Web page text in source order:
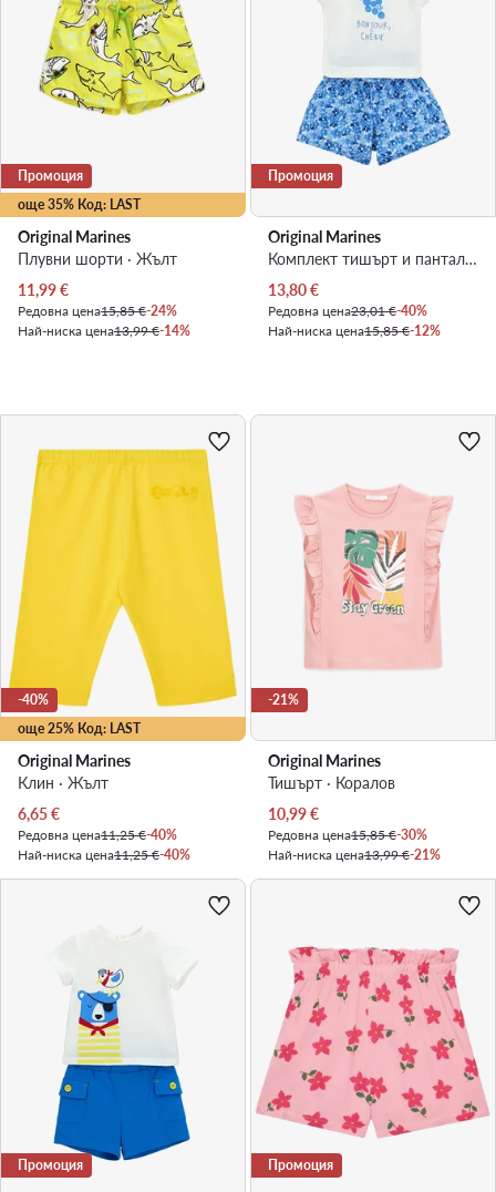
още 35% Код: LAST
Промоция
Original Marines
Плувни шорти · Жълт
Актуална цена
11,99€
Редовна цена15,85 €-24%
Най-ниска цена13,99 €-14%
Промоция
Original Marines
Комплект тишърт и панталонки · Бял
Актуална цена
13,80€
Редовна цена23,01 €-40%
Най-ниска цена15,85 €-12%
още 25% Код: LAST
-40%
Original Marines
Клин · Жълт
Актуална цена
6,65€
Редовна цена11,25 €-40%
Най-ниска цена11,25 €-40%
-21%
Original Marines
Тишърт · Коралов
Актуална цена
10,99€
Редовна цена15,85 €-30%
Най-ниска цена13,99 €-21%
Промоция Промоция